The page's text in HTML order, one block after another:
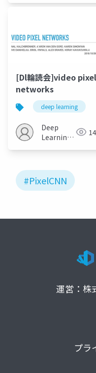
[Dl輪読会]video pixel
networks
deep learning
Deep
Learning
#PixelCNN
運営：株
プラ